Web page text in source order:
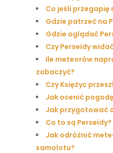
Co jeśli przegapię
Gdzie patrzeć na
Gdzie oglądać
Czy Perseidy
Ile meteorów
zobaczyć?
Czy Księżyc
Jak ocenić
Jak przygotować
Co to są Perseidy?
Jak odróżnić
samolotu?